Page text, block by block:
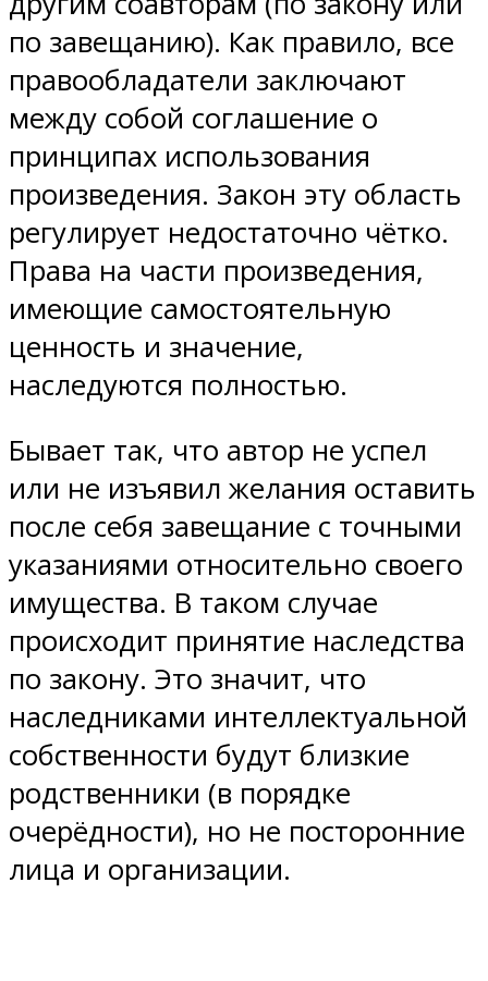
по завещанию). Как правило, все
правообладатели заключают
между собой соглашение о
принципах использования
произведения. Закон эту область
регулирует недостаточно чётко.
Права на части произведения,
имеющие самостоятельную
ценность и значение,
наследуются полностью.
Бывает так, что автор не успел
или не изъявил желания оставить
после себя завещание с точными
указаниями относительно своего
имущества. В таком случае
происходит принятие наследства
по закону. Это значит, что
наследниками интеллектуальной
собственности будут близкие
родственники (в порядке
очерёдности), но не посторонние
лица и организации.